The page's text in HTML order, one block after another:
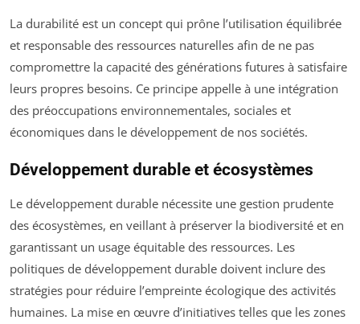
La durabilité est un concept qui prône l’utilisation équilibrée
et responsable des ressources naturelles afin de ne pas
compromettre la capacité des générations futures à satisfaire
leurs propres besoins. Ce principe appelle à une intégration
des préoccupations environnementales, sociales et
économiques dans le développement de nos sociétés.
Développement durable et écosystèmes
Le développement durable nécessite une gestion prudente
des écosystèmes, en veillant à préserver la biodiversité et en
garantissant un usage équitable des ressources. Les
politiques de développement durable doivent inclure des
stratégies pour réduire l’empreinte écologique des activités
humaines. La mise en œuvre d’initiatives telles que les zones